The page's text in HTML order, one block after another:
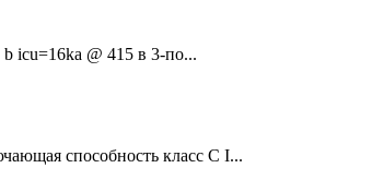
icu=16ka @ 415 в 3-по...
способность класс C I...